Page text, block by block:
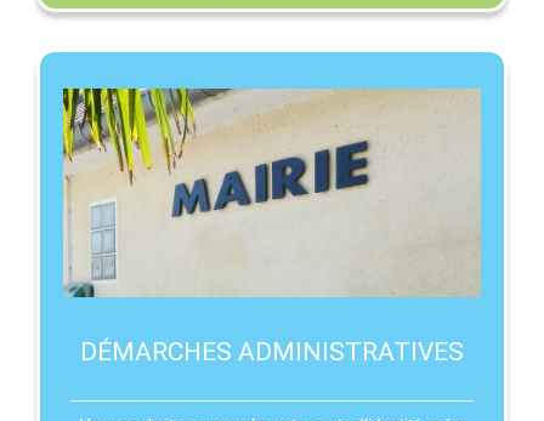
DÉMARCHES ADMINISTRATIVES